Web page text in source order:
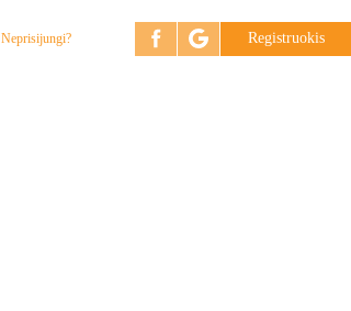
Neprisijungi? Registruokis